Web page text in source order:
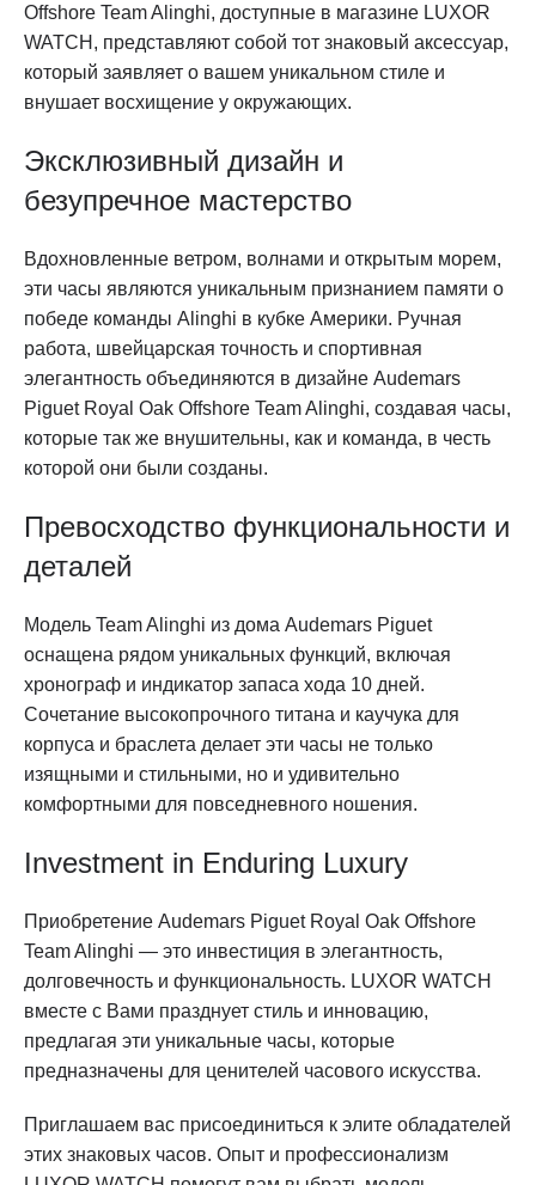
Offshore Team Alinghi, доступные в магазине LUXOR
WATCH, представляют собой тот знаковый аксессуар,
который заявляет о вашем уникальном стиле и
внушает восхищение у окружающих.
Эксклюзивный дизайн и
безупречное мастерство
Вдохновленные ветром, волнами и открытым морем,
эти часы являются уникальным признанием памяти о
победе команды Alinghi в кубке Америки. Ручная
работа, швейцарская точность и спортивная
элегантность объединяются в дизайне Audemars
Piguet Royal Oak Offshore Team Alinghi, создавая часы,
которые так же внушительны, как и команда, в честь
которой они были созданы.
Превосходство функциональности и
деталей
Модель Team Alinghi из дома Audemars Piguet
оснащена рядом уникальных функций, включая
хронограф и индикатор запаса хода 10 дней.
Сочетание высокопрочного титана и каучука для
корпуса и браслета делает эти часы не только
изящными и стильными, но и удивительно
комфортными для повседневного ношения.
Investment in Enduring Luxury
Приобретение Audemars Piguet Royal Oak Offshore
Team Alinghi — это инвестиция в элегантность,
долговечность и функциональность. LUXOR WATCH
вместе с Вами празднует стиль и инновацию,
предлагая эти уникальные часы, которые
предназначены для ценителей часового искусства.
Приглашаем вас присоединиться к элите обладателей
этих знаковых часов. Опыт и профессионализм